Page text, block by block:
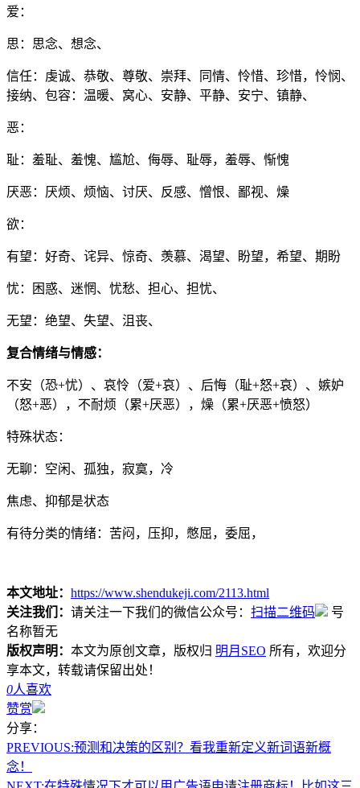
爱：
思：思念、想念、
信任：虔诚、恭敬、尊敬、崇拜、同情、怜惜、珍惜，怜悯、
接纳、包容：温暖、窝心、安静、平静、安宁、镇静、
恶：
耻：羞耻、羞愧、尴尬、侮辱、耻辱，羞辱、惭愧
厌恶：厌烦、烦恼、讨厌、反感、憎恨、鄙视、燥
欲：
有望：好奇、诧异、惊奇、羡慕、渴望、盼望，希望、期盼
忧：困惑、迷惘、忧愁、担心、担忧、
无望：绝望、失望、沮丧、
复合情绪与情感：
不安（恐+忧）、哀怜（爱+哀）、后悔（耻+怒+哀）、嫉妒
（怒+恶），不耐烦（累+厌恶），燥（累+厌恶+愤怒）
特殊状态：
无聊：空闲、孤独，寂寞，冷
焦虑、抑郁是状态
有待分类的情绪：苦闷，压抑，憋屈，委屈，
本文地址： https://www.shendukeji.com/2113.html
关注我们： 请关注一下我们的微信公众号： 扫描二维码
号
名称暂无
版权声明： 本文为原创文章，版权归 明月SEO 所有，欢迎分
享本文，转载请保留出处！
0人喜欢
赞赏
分享：
PREVIOUS:预测和决策的区别？看我重新定义新词语新概
念！